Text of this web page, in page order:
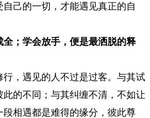
己的一切，才能遇见真正的自
；学会放手，便是最洒脱的释
行，遇见的人不过是过客。与其试
的不同；与其纠缠不清，不如让
相遇都是难得的缘分，彼此尊